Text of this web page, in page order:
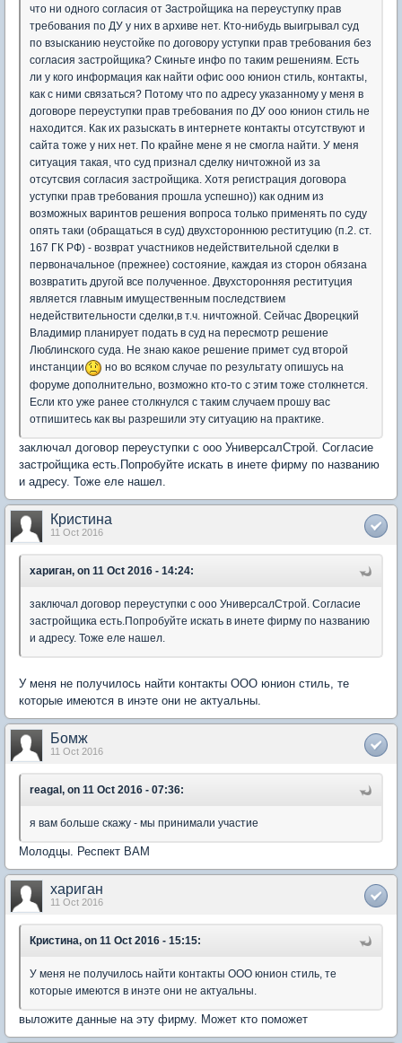
что ни одного согласия от Застройщика на переуступку прав
требования по ДУ у них в архиве нет. Кто-нибудь выигрывал суд
по взысканию неустойке по договору уступки прав требования без
согласия застройщика? Скиньте инфо по таким решениям. Есть
ли у кого информация как найти офис ооо юнион стиль, контакты,
как с ними связаться? Потому что по адресу указанному у меня в
договоре переуступки прав требования по ДУ ооо юнион стиль не
находится. Как их разыскать в интернете контакты отсутствуют и
сайта тоже у них нет. По крайне мене я не смогла найти. У меня
ситуация такая, что суд признал сделку ничтожной из за
отсутсвия согласия застройщика. Хотя регистрация договора
уступки прав требования прошла успешно)) как одним из
возможных варинтов решения вопроса только применять по суду
опять таки (обращаться в суд) двухстороннюю реституцию (п.2. ст.
167 ГК РФ) - возврат участников недействительной сделки в
первоначальное (прежнее) состояние, каждая из сторон обязана
возвратить другой все полученное. Двухсторонняя реституция
является главным имущественным последствием
недействительности сделки,в т.ч. ничтожной. Сейчас Дворецкий
Владимир планирует подать в суд на пересмотр решение
Люблинского суда. Не знаю какое решение примет суд второй
инстанции
но во всяком случае по результату опишусь на
форуме дополнительно, возможно кто-то с этим тоже столкнется.
Если кто уже ранее столкнулся с таким случаем прошу вас
отпишитесь как вы разрешили эту ситуацию на практике.
заключал договор переуступки с ооо УниверсалСтрой. Согласие
застройщика есть.Попробуйте искать в инете фирму по названию
и адресу. Тоже еле нашел.
Кристина
11 Oct 2016
хариган, on 11 Oct 2016 - 14:24:
заключал договор переуступки с ооо УниверсалСтрой. Согласие
застройщика есть.Попробуйте искать в инете фирму по названию
и адресу. Тоже еле нашел.
У меня не получилось найти контакты ООО юнион стиль, те
которые имеются в инэте они не актуальны.
Бомж
11 Oct 2016
reagal, on 11 Oct 2016 - 07:36:
я вам больше скажу - мы принимали участие
Молодцы. Респект ВАМ
хариган
11 Oct 2016
Кристина, on 11 Oct 2016 - 15:15:
У меня не получилось найти контакты ООО юнион стиль, те
которые имеются в инэте они не актуальны.
выложите данные на эту фирму. Может кто поможет